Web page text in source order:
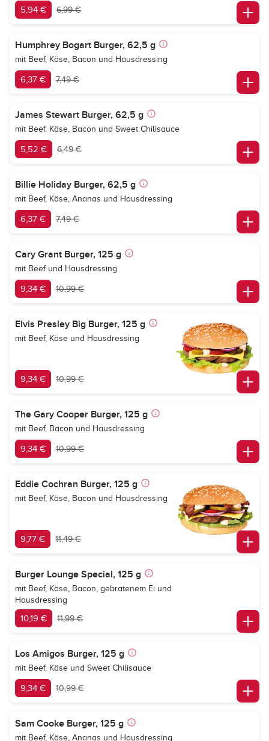
5,94 € 6,99 €
Humphrey Bogart Burger, 62,5 g
mit Beef, Käse, Bacon und Hausdressing
6,37 € 7,49 €
James Stewart Burger, 62,5 g
mit Beef, Käse, Bacon und Sweet Chilisauce
5,52 € 6,49 €
Billie Holiday Burger, 62,5 g
mit Beef, Käse, Ananas und Hausdressing
6,37 € 7,49 €
Cary Grant Burger, 125 g
mit Beef und Hausdressing
9,34 € 10,99 €
Elvis Presley Big Burger, 125 g
mit Beef, Käse und Hausdressing
9,34 € 10,99 €
The Gary Cooper Burger, 125 g
mit Beef, Bacon und Hausdressing
9,34 € 10,99 €
Eddie Cochran Burger, 125 g
mit Beef, Käse, Bacon und Hausdressing
9,77 € 11,49 €
Burger Lounge Special, 125 g
mit Beef, Käse, Bacon, gebratenem Ei und
Hausdressing
10,19 € 11,99 €
Los Amigos Burger, 125 g
mit Beef, Käse und Sweet Chilisauce
9,34 € 10,99 €
Sam Cooke Burger, 125 g
mit Beef, Käse, Ananas und Hausdressing